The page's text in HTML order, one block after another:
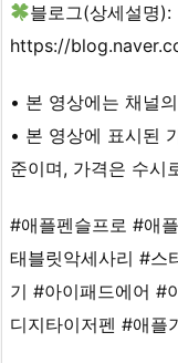
블로그(상세설명):
https://
• 본 영상에는 채널
• 본 영상에 표시된
준이며, 가격은 수시
#애플펜슬프로 #애
태블릿악세사리 #스
기 #아이패드에어 #
디지타이저펜 #애플